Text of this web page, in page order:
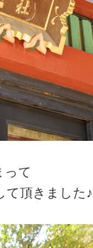
って
て頂きました♪